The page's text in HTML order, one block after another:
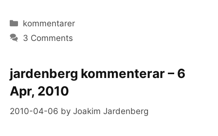
Categories
kommentarer
3 Comments
jardenberg kommenterar – 6
Apr, 2010
2010-04-06 by Joakim Jardenberg